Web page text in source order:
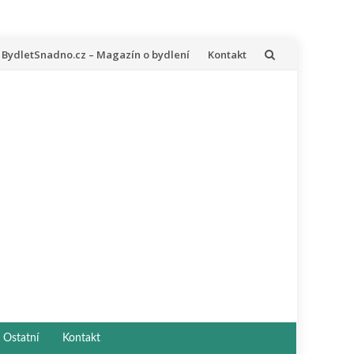
Přeskočit
BydletSnadno.cz – Magazín o bydlení Kontakt
Ostatní Kontakt